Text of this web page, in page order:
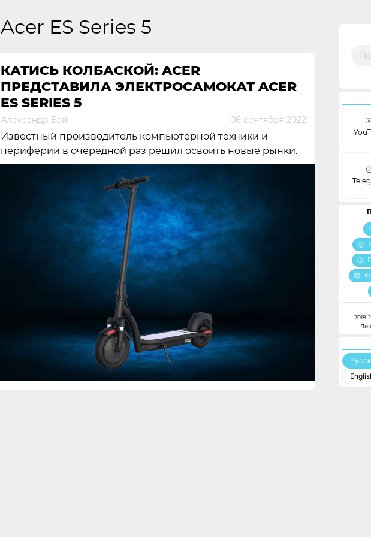
Acer ES Series 5
КАТИСЬ КОЛБАСКОЙ: ACER
ПРЕДСТАВИЛА ЭЛЕКТРОСАМОКАТ ACER
ES SERIES 5
Александр Бэй 06 сентября 2022
Известный производитель компьютерной техники и
периферии в очередной раз решил освоить новые рынки.
2018-